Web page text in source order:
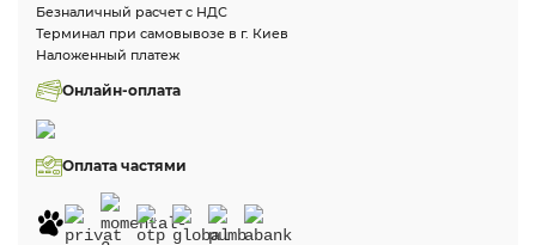
Безналичный расчет с НДС
Терминал при самовывозе в г. Киев
Наложенный платеж
Онлайн-оплата
Оплата частями